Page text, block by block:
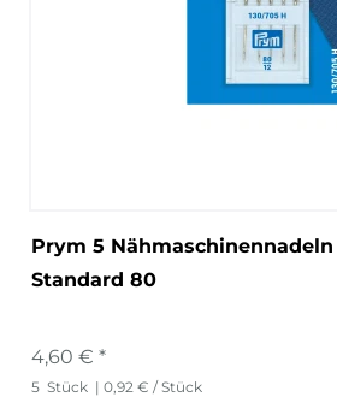
Prym 5 Nähmaschinennadeln
Standard 80
4,60 € *
5 Stück | 0,92 € / Stück